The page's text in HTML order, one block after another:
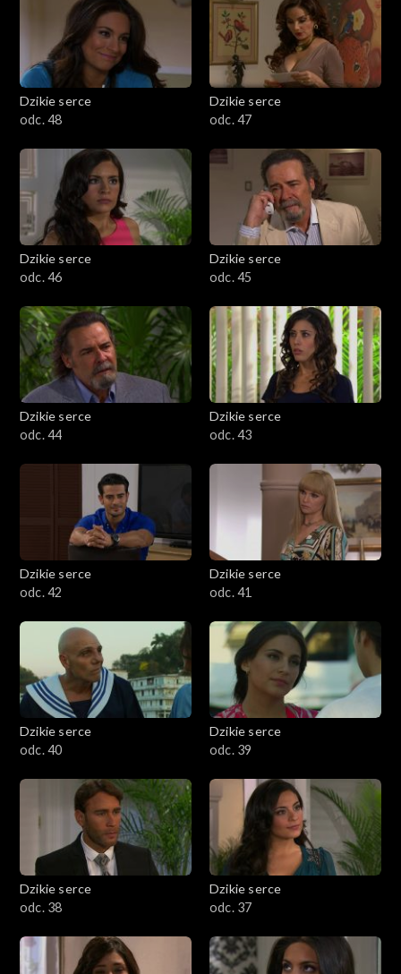
Dzikie serce
odc. 48
Dzikie serce
odc. 47
Dzikie serce
odc. 46
Dzikie serce
odc. 45
Dzikie serce
odc. 44
Dzikie serce
odc. 43
Dzikie serce
odc. 42
Dzikie serce
odc. 41
Dzikie serce
odc. 40
Dzikie serce
odc. 39
Dzikie serce
odc. 38
Dzikie serce
odc. 37